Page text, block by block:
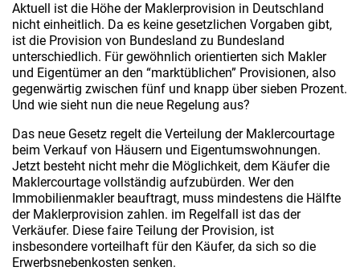
Aktuell ist die Höhe der Maklerprovision in Deutschland
nicht einheitlich. Da es keine gesetzlichen Vorgaben gibt,
ist die Provision von Bundesland zu Bundesland
unterschiedlich. Für gewöhnlich orientierten sich Makler
und Eigentümer an den “marktüblichen” Provisionen, also
gegenwärtig zwischen fünf und knapp über sieben Prozent.
Und wie sieht nun die neue Regelung aus?
Das neue Gesetz regelt die Verteilung der Maklercourtage
beim Verkauf von Häusern und Eigentumswohnungen.
Jetzt besteht nicht mehr die Möglichkeit, dem Käufer die
Maklercourtage vollständig aufzubürden. Wer den
Immobilienmakler beauftragt, muss mindestens die Hälfte
der Maklerprovision zahlen. im Regelfall ist das der
Verkäufer. Diese faire Teilung der Provision, ist
insbesondere vorteilhaft für den Käufer, da sich so die
Erwerbsnebenkosten senken.